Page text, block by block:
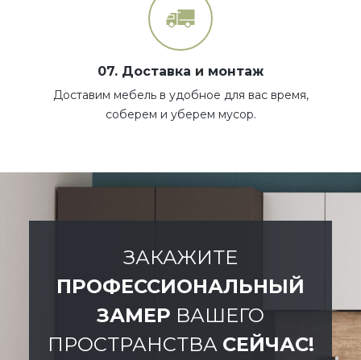
07. Доставка и монтаж
Доставим мебель в удобное для вас время,
соберем и уберем мусор.
ЗАКАЖИТЕ
ПРОФЕССИОНАЛЬНЫЙ
ЗАМЕР ВАШЕГО
ПРОСТРАНСТВА СЕЙЧАС!